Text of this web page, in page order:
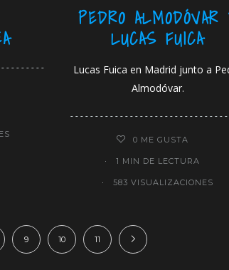
PEDRO ALMODÓVAR
LUCAS FUICA
Lucas Fuica en Madrid junto a
Almodóvar.
0 ME GUSTA
1 MIN DE LECTURA
583 VISUALIZACIONES
9 10 11